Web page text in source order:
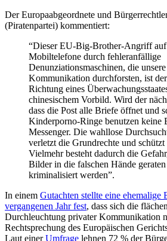
Der Europaabgeordnete und
(Piratenpartei) kommentiert:
“Dieser EU-Big-Brother-Angriff auf
Mobiltelefone durch fehleranfällige
Denunziationsmaschinen, die
Kommunikation durchforsten, ist
Richtung eines
chinesischem Vorbild. Wird der
dass die Post alle Briefe öffnet und
Kinderporno-Ringe benutzen keine
Messenger. Die wahllose
verletzt die Grundrechte und
Vielmehr besteht dadurch die
Bilder in die falschen Hände
kriminalisiert werden”.
In einem Gutachten stellte eine
vergangenen Jahr fest, dass sich die
Durchleuchtung privater Kommunikation
Rechtsprechung des Europäischen
Laut einerUmfrage lehnen 72 % der